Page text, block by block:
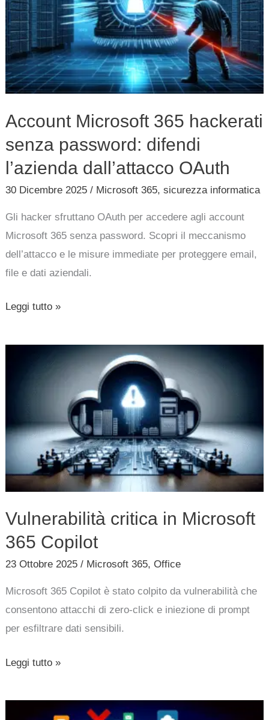
Account Microsoft 365 hackerati
senza password: difendi
l’azienda dall’attacco OAuth
30 Dicembre 2025/ Microsoft 365,sicurezza informatica
Gli hacker sfruttano OAuth per accedere agli account
Microsoft 365 senza password. Scopri il meccanismo
dell’attacco e le misure immediate per proteggere email,
file e dati aziendali.
OAuth
Leggi tutto »
Vulnerabilità critica in Microsoft
365 Copilot
23 Ottobre 2025/ Microsoft 365,Office
Microsoft 365 Copilot è stato colpito da vulnerabilità che
consentono attacchi di zero-click e iniezione di prompt
per esfiltrare dati sensibili.
365
Leggi tutto »